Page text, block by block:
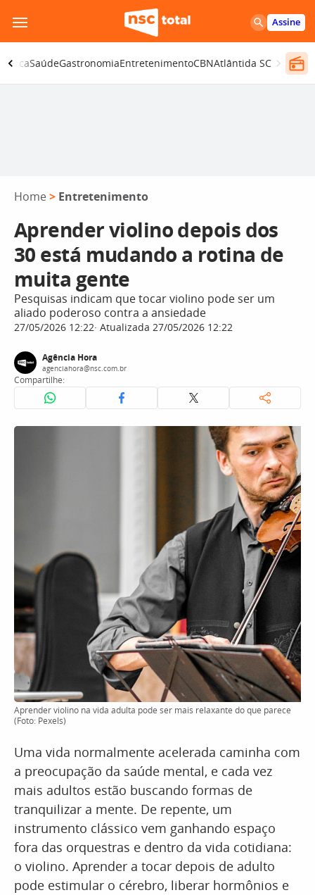
para
o
conteúdo
Assine
SaúdeGastronomiaEntretenimentoCBNAtlântida SC
Home > Entretenimento
Aprender violino depois dos
30 está mudando a rotina de
muita gente
Pesquisas indicam que tocar violino pode ser um
aliado poderoso contra a ansiedade
27/05/2026 12:22 Atualizada 27/05/2026 12:22
Agência Hora
agenciahora@nsc.com.br
Compartilhe:
Aprender violino na vida adulta pode ser mais relaxante do que parece
(Foto: Pexels)
Uma vida normalmente acelerada caminha com
a preocupação da saúde mental, e cada vez
mais adultos estão buscando formas de
tranquilizar a mente. De repente, um
instrumento clássico vem ganhando espaço
fora das orquestras e dentro da vida cotidiana:
o violino. Aprender a tocar depois de adulto
pode estimular o cérebro, liberar hormônios e